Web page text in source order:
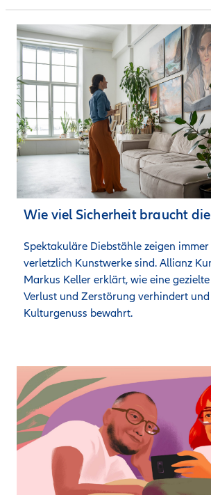
Wie viel Sicherheit braucht
Spektakuläre Diebstähle zeigen
verletzlich Kunstwerke sind. Allianz
Markus Keller erklärt, wie eine
Verlust und Zerstörung verhindert
Kulturgenuss bewahrt.